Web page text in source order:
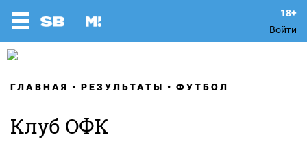
Войти
ГЛАВНАЯ РЕЗУЛЬТАТЫ ФУТБОЛ
Клуб ОФК